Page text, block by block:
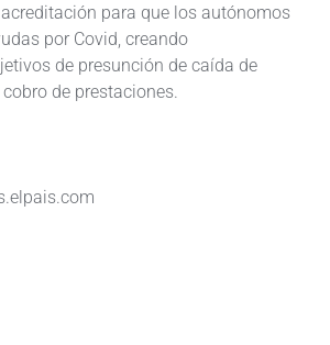
para que los autónomos
por Covid, creando
de presunción de caída de
de prestaciones.